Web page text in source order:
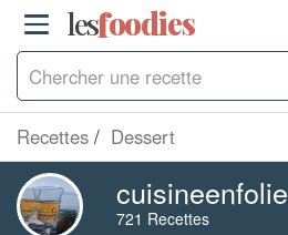
lesfoodies
Recettes Dessert
cuisineenfolie
721 Recettes